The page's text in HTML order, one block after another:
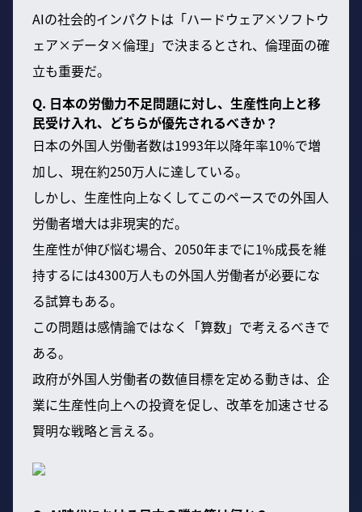
AIの社会的インパクトは「ハードウェア×ソフトウ
ェア×データ×倫理」で決まるとされ、倫理面の確
立も重要だ。
Q. 日本の労働力不足問題に対し、生産性向上と移
民受け入れ、どちらが優先されるべきか？
日本の外国人労働者数は1993年以降年率10%で増
加し、現在約250万人に達している。
しかし、生産性向上なくしてこのペースでの外国人
労働者増大は非現実的だ。
生産性が伸び悩む場合、2050年までに1%成長を維
持するには4300万人もの外国人労働者が必要にな
る試算もある。
この問題は感情論ではなく「算数」で考えるべきで
ある。
政府が外国人労働者の数値目標を定める動きは、企
業に生産性向上への投資を促し、改革を加速させる
賢明な戦略と言える。